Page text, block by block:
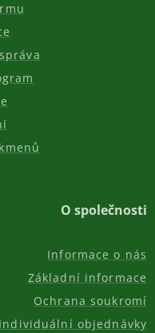
O společnosti
Informace o nás
Základní informace
Ochrana soukromí
Individuální objednávky